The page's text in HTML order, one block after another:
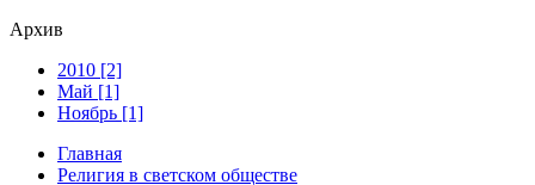
Архив
2010 [2]
Май [1]
Ноябрь [1]
Главная
Религия в светском обществе